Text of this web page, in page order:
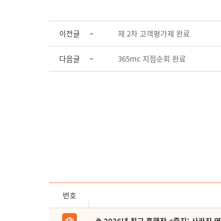
이전글 제 2차 고객평가제 완료
다음글 365mc 지점순회 완료
번호